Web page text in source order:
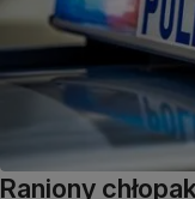
Raniony